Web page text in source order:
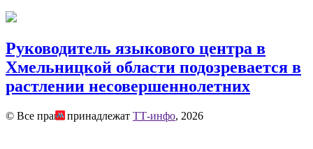
Руководитель языкового центра в
Хмельницкой области подозревается в
растлении несовершеннолетних
© Все права принадлежат ТТ-инфо, 2026